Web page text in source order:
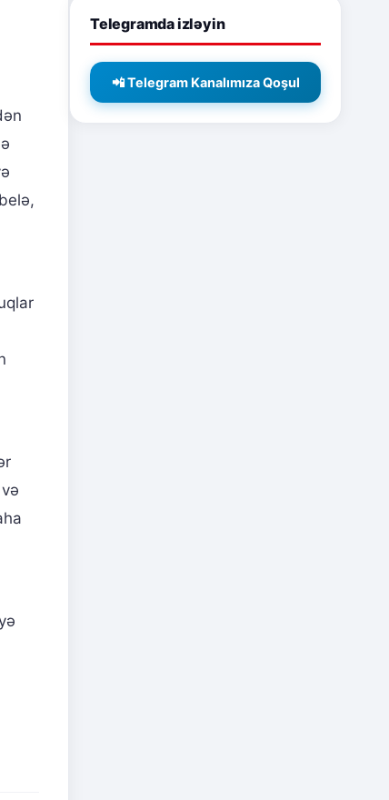
Telegramda izləyin
📲 Telegram Kanalımıza Qoşul